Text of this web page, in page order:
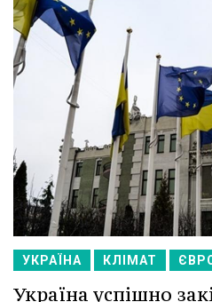
УКРАЇНА КЛІМАТ
Україна успішно